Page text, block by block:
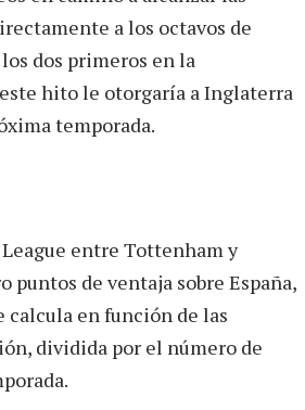
a los octavos de
dos primeros en la
hito le otorgaría a Inglaterra
temporada.
entre Tottenham y
de ventaja sobre España,
calcula en función de las
dividida por el número de